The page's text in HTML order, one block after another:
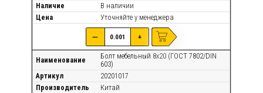
Наличие
В наличии
Цена
Уточняйте у менеджера
— +
Наименование
Болт мебельный 8х20 (ГОСТ 7802/DIN
603)
Артикул
20201017
Производитель
Китай